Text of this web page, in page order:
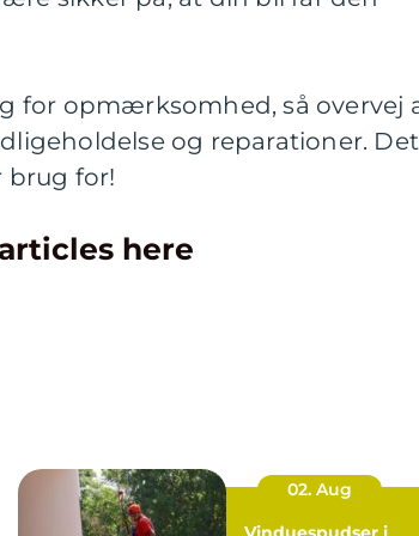
for opmærksomhed, så overvej
og reparationer. Det
brug for!
here
02. Aug